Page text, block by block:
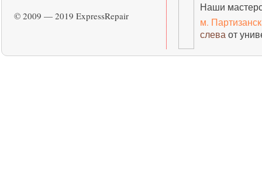
© 2009 — 2019 ExpressRepair
Наши
м.
слева от